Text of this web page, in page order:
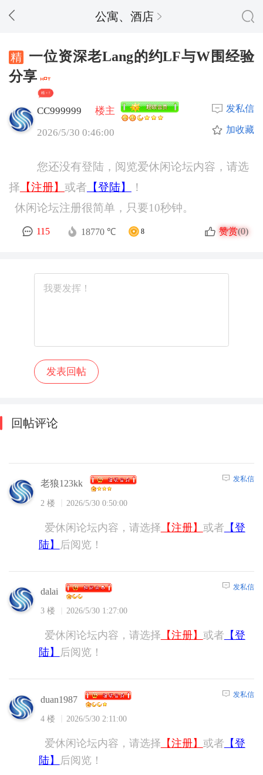
公寓、酒店
一位资深老Lang的约LF与W围经验
分享
精 + 5
CC999999
楼主
2026/5/30 0:46:00
发私信
加收藏
您还没有登陆，阅览爱休闲论坛内容，请选
择 【注册】 或者 【登陆】
！
休闲论坛注册很简单，只要10秒钟。
115 18770 ℃ 8 赞赏(0)
回帖评论
老狼123kk
2 楼 2026/5/30 0:50:00
发私信
爱休闲论坛内容，请选择 【注册】 或者 【登
陆】
后阅览！
dalai
3 楼 2026/5/30 1:27:00
发私信
爱休闲论坛内容，请选择 【注册】 或者 【登
陆】
后阅览！
duan1987
4 楼 2026/5/30 2:11:00
发私信
爱休闲论坛内容，请选择 【注册】 或者 【登
陆】
后阅览！